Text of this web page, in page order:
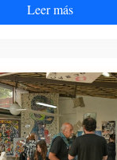
Leer más